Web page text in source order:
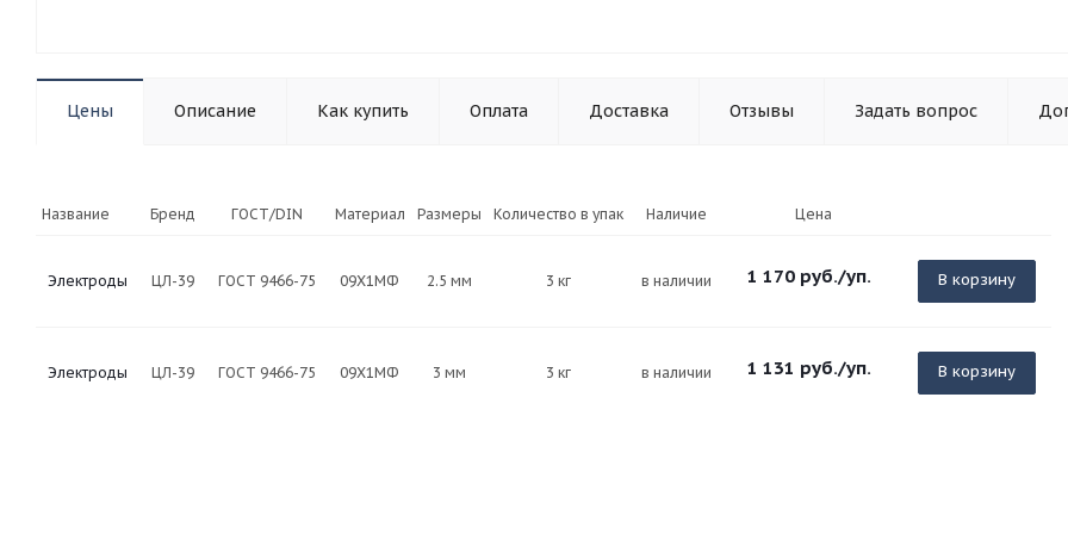
Цены Описание Как купить Оплата Доставка Отзывы Задать вопрос
Название Бренд ГОСТ/DIN Материал Размеры Количество в упак Наличие Цена
Электроды ЦЛ-39 ГОСТ 9466-75 09Х1МФ 2.5 мм 3 кг в наличии 1 170руб./уп. В корзину
Электроды ЦЛ-39 ГОСТ 9466-75 09Х1МФ 3 мм 3 кг в наличии 1 131 руб./уп. В корзину